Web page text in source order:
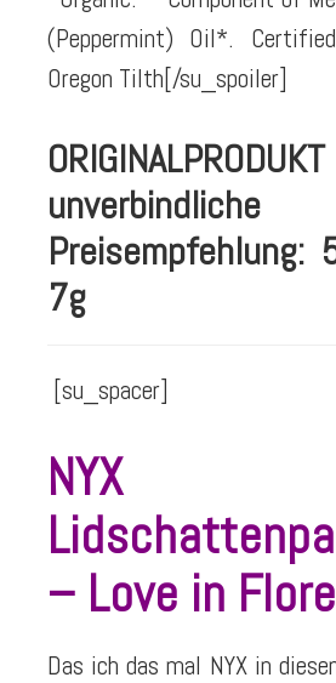
(Peppermint) Oil*.
Oregon Tilth[/su_spoiler]
unverbindliche
7g
[su_spacer]
NYX
– Love in
Das ich das mal NYX in